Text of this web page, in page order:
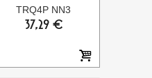
TRQ4P NN3
37,29 €